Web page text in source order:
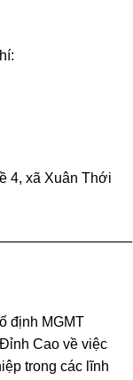
4, xã Xuân Thới
định MGMT
Cao về việc
trong các lĩnh